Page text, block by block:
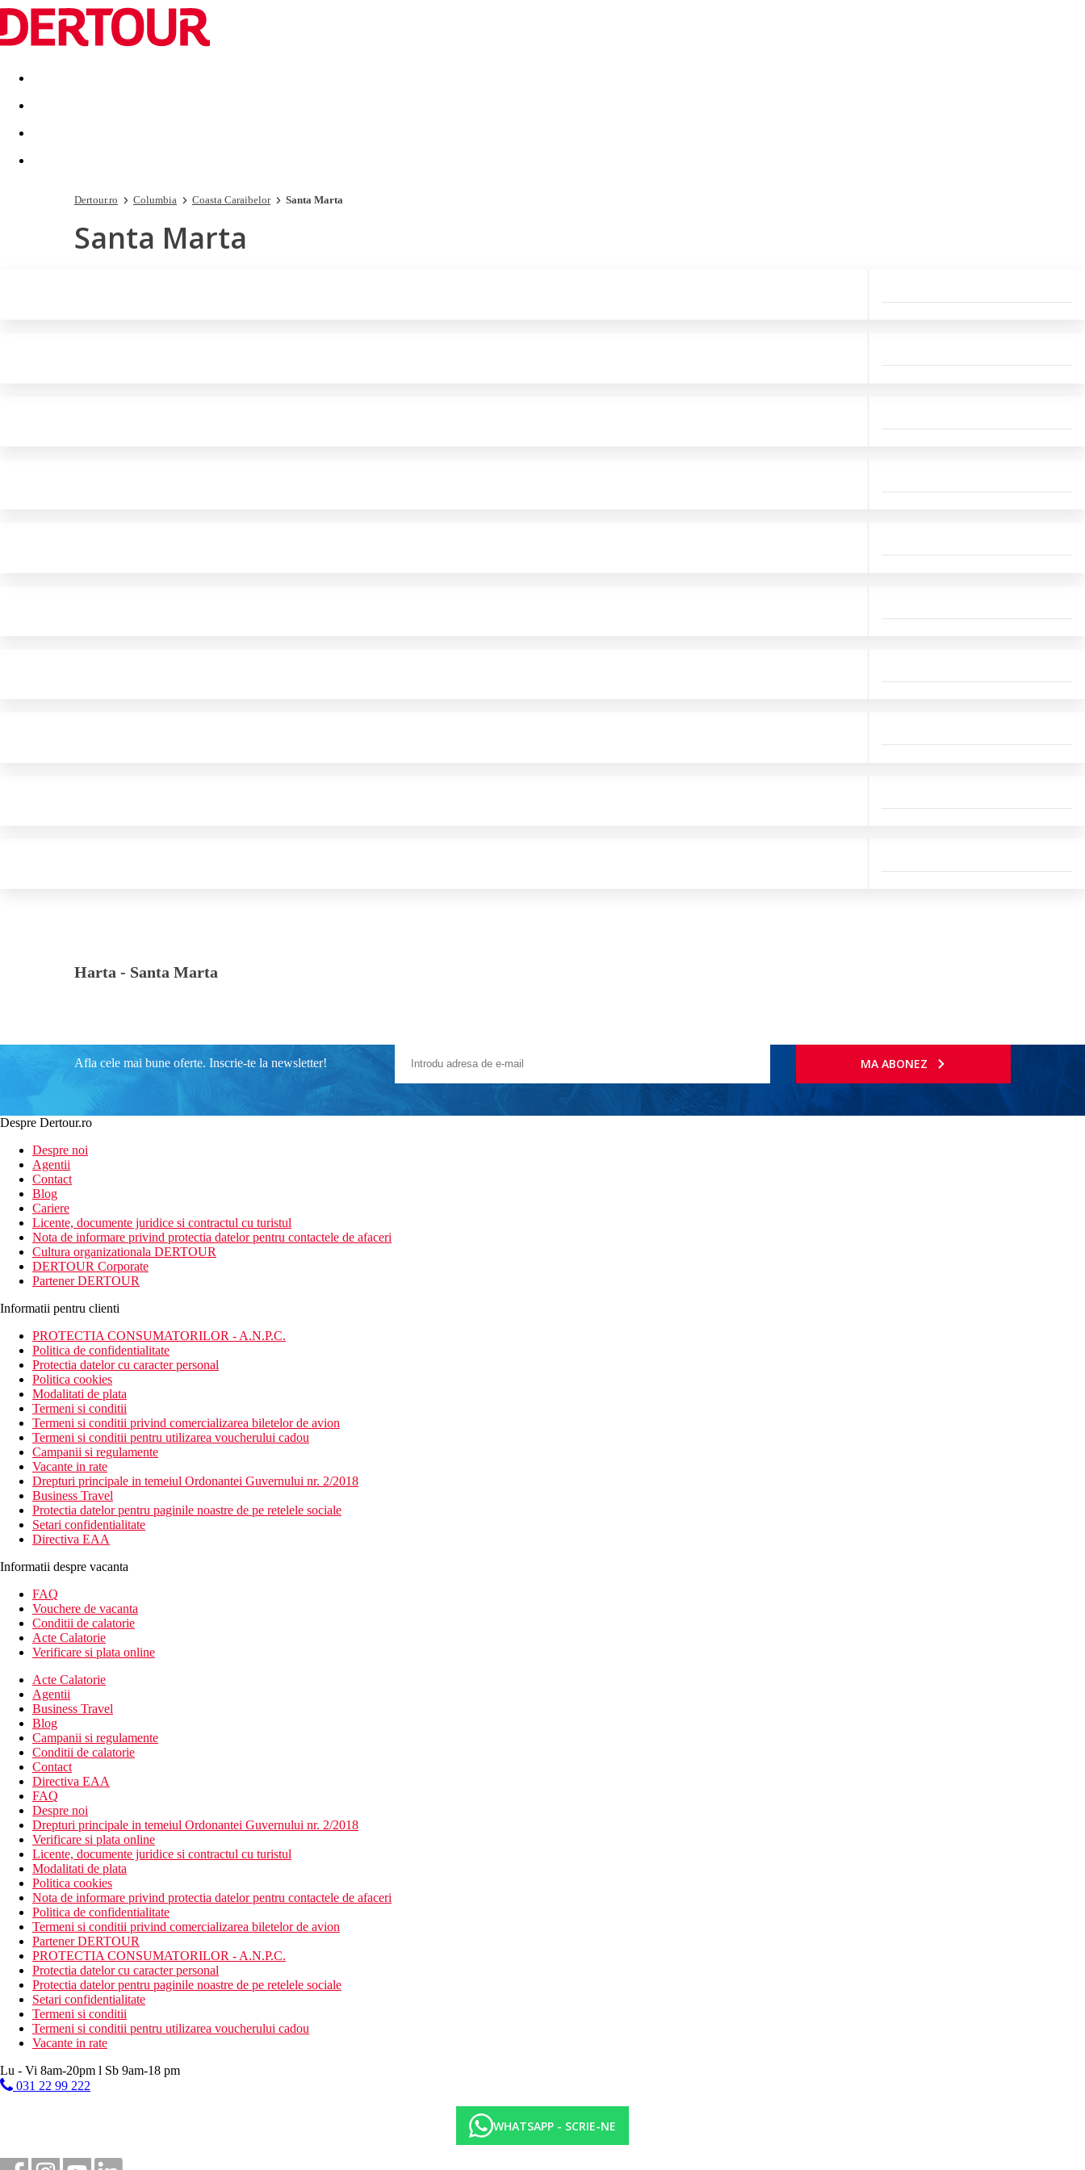
Destinatii Vacanta perfecta OFERTE DE NERATAT
Dertour.ro Columbia Coasta Caraibelor Santa Marta
Santa Marta
Harta - Santa Marta
Afla cele mai bune oferte. Inscrie-te la newsletter! MA ABONEZ
Despre Dertour.ro
Despre noi
Agentii
Contact
Blog
Cariere
Licente, documente juridice si contractul cu turistul
Nota de informare privind protectia datelor pentru contactele de afaceri
Cultura organizationala DERTOUR
DERTOUR Corporate
Partener DERTOUR
Informatii pentru clienti
PROTECTIA CONSUMATORILOR - A.N.P.C.
Politica de confidentialitate
Protectia datelor cu caracter personal
Politica cookies
Modalitati de plata
Termeni si conditii
Termeni si conditii privind comercializarea biletelor de avion
Termeni si conditii pentru utilizarea voucherului cadou
Campanii si regulamente
Vacante in rate
Drepturi principale in temeiul Ordonantei Guvernului nr. 2/2018
Business Travel
Protectia datelor pentru paginile noastre de pe retelele sociale
Setari confidentialitate
Directiva EAA
Informatii despre vacanta
FAQ
Vouchere de vacanta
Conditii de calatorie
Acte Calatorie
Verificare si plata online
Acte Calatorie
Agentii
Business Travel
Blog
Campanii si regulamente
Conditii de calatorie
Contact
Directiva EAA
FAQ
Despre noi
Drepturi principale in temeiul Ordonantei Guvernului nr. 2/2018
Verificare si plata online
Licente, documente juridice si contractul cu turistul
Modalitati de plata
Politica cookies
Nota de informare privind protectia datelor pentru contactele de afaceri
Politica de confidentialitate
Termeni si conditii privind comercializarea biletelor de avion
Partener DERTOUR
PROTECTIA CONSUMATORILOR - A.N.P.C.
Protectia datelor cu caracter personal
Protectia datelor pentru paginile noastre de pe retelele sociale
Setari confidentialitate
Termeni si conditii
Termeni si conditii pentru utilizarea voucherului cadou
Vacante in rate
Lu - Vi 8am-20pm l Sb 9am-18 pm
031 22 99 222
WHATSAPP - SCRIE-NE